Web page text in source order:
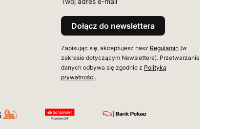
Dołącz do newslettera
Zapisując się, akceptujesz nasz Regulamin (w
zakresie dotyczącym Newslettera). Przetwarzanie
danych odbywa się zgodnie z Polityką
prywatności.